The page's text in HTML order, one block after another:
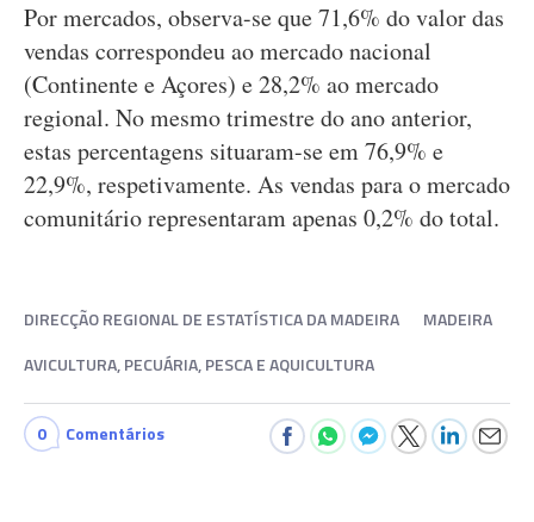
Por mercados, observa-se que 71,6% do valor das
vendas correspondeu ao mercado nacional
(Continente e Açores) e 28,2% ao mercado
regional. No mesmo trimestre do ano anterior,
estas percentagens situaram-se em 76,9% e
22,9%, respetivamente. As vendas para o mercado
comunitário representaram apenas 0,2% do total.
DIRECÇÃO REGIONAL DE ESTATÍSTICA DA MADEIRA
MADEIRA
AVICULTURA, PECUÁRIA, PESCA E AQUICULTURA
0 Comentários